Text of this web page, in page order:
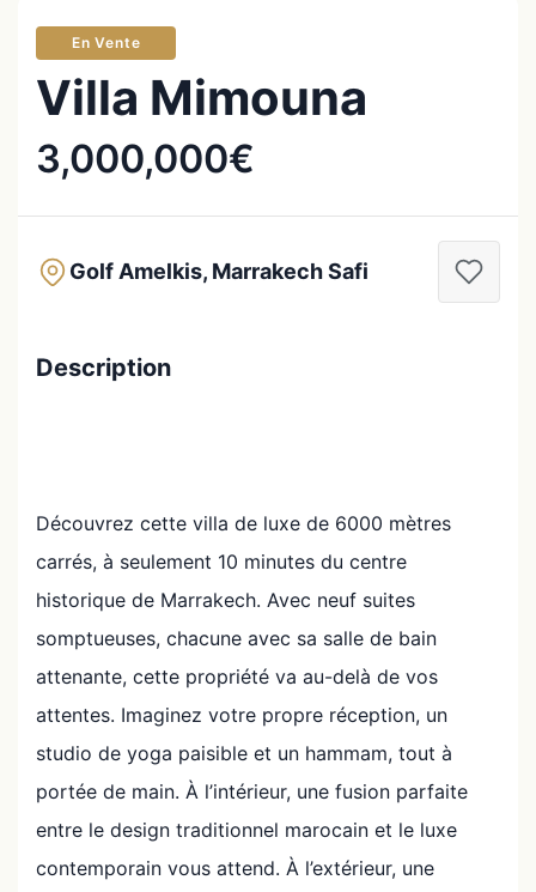
En Vente
Villa Mimouna
3,000,000€
Golf Amelkis, Marrakech Safi
Description
Découvrez cette villa de luxe de 6000 mètres
carrés, à seulement 10 minutes du centre
historique de Marrakech. Avec neuf suites
somptueuses, chacune avec sa salle de bain
attenante, cette propriété va au-delà de vos
attentes. Imaginez votre propre réception, un
studio de yoga paisible et un hammam, tout à
portée de main. À l’intérieur, une fusion parfaite
entre le design traditionnel marocain et le luxe
contemporain vous attend. À l’extérieur, une